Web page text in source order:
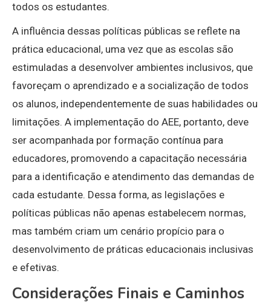
todos os estudantes.
A influência dessas políticas públicas se reflete na
prática educacional, uma vez que as escolas são
estimuladas a desenvolver ambientes inclusivos, que
favoreçam o aprendizado e a socialização de todos
os alunos, independentemente de suas habilidades ou
limitações. A implementação do AEE, portanto, deve
ser acompanhada por formação contínua para
educadores, promovendo a capacitação necessária
para a identificação e atendimento das demandas de
cada estudante. Dessa forma, as legislações e
políticas públicas não apenas estabelecem normas,
mas também criam um cenário propício para o
desenvolvimento de práticas educacionais inclusivas
e efetivas.
Considerações Finais e Caminhos